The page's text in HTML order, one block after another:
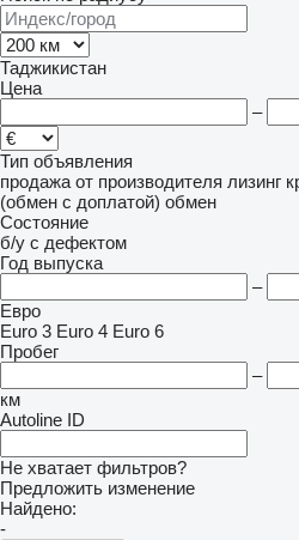
Таджикистан
Цена
–
Тип объявления
продажа от производителя лизинг
(обмен с доплатой) обмен
Состояние
б/у с дефектом
Год выпуска
–
Евро
Euro 3 Euro 4 Euro 6
Пробег
–
км
Autoline ID
Не хватает фильтров?
Предложить изменение
Найдено:
-